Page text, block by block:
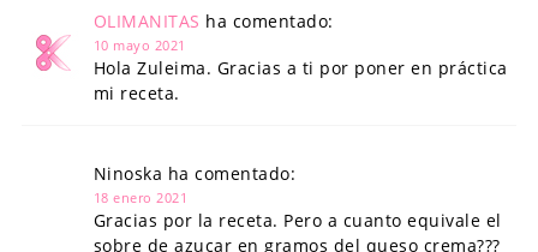
OLIMANITAS ha comentado:
10 mayo 2021
Hola Zuleima. Gracias a ti por poner en práctica
mi receta.
Ninoska ha comentado:
18 enero 2021
Gracias por la receta. Pero a cuanto equivale el
sobre de azucar en gramos del queso crema???